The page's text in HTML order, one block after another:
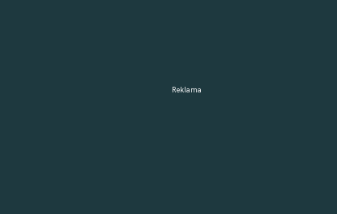
Reklama